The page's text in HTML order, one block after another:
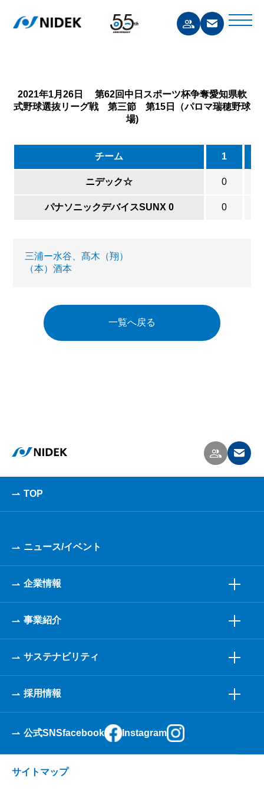
2021年1月26日 第62回中日スポーツ杯争奪愛知県軟
式野球選抜リーグ戦 第三節 第15日（パロマ瑞穂野球
場)
チーム 1
ニデック☆ 0
パナソニックデバイスSUNX 0 0
三浦ー水谷、髙木（翔）
（本）酒本
一覧へ戻る
TOP
ニュース/イベント
企業情報
事業紹介
サステナビリティ
採用情報
公式SNSfacebook Instagram
サイトマップ